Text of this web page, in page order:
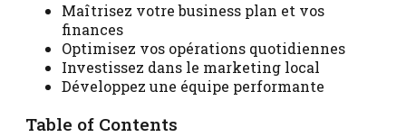
Maîtrisez votre business plan et vos
finances
Optimisez vos opérations quotidiennes
Investissez dans le marketing local
Développez une équipe performante
Table of Contents